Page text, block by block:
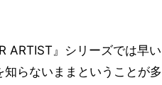
ARTIST』シリーズでは早い
らないままということが多